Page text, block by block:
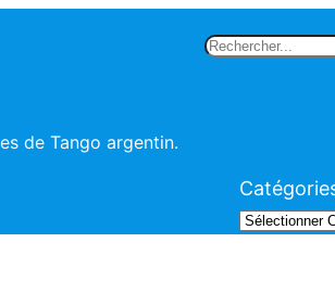
Rechercher
de Tango argentin.